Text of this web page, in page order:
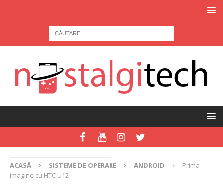
ACASĂ SISTEME DE OPERARE ANDROID
Prima
imagine cu HTC U12